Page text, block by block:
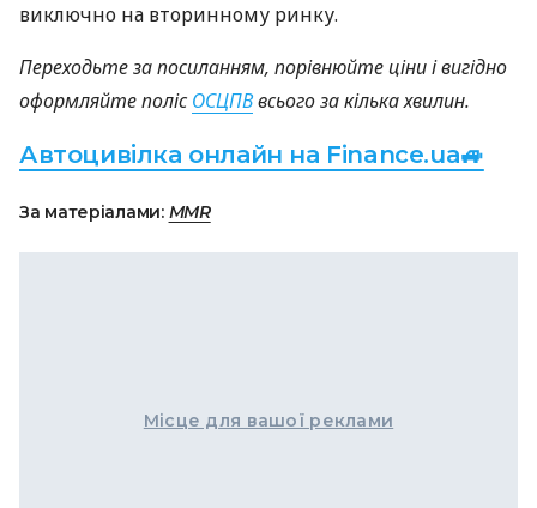
виключно на вторинному ринку.
Переходьте за посиланням, порівнюйте ціни і вигідно
оформляйте полісОСЦПВвсього за кілька хвилин.
Автоцивілка онлайн на Finance.ua🚙
За матеріалами: MMR
Місце для вашої реклами